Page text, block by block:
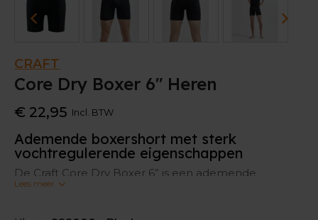
CRAFT
Core Dry Boxer 6" Heren
€ 22,95 Incl. BTW
Ademende boxershort met sterk
vochtregulerende eigenschappen
De Craft Core Dry Boxer 6” is een ademende
boxershort die het sporten aangenamer maakt. Het
helemaal voor zijn rekening te nemen. Bovendien is
Lees meer